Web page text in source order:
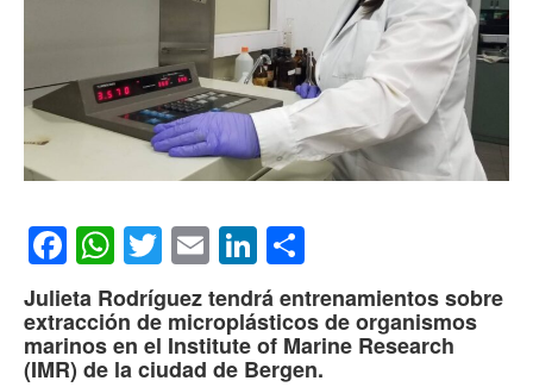
Facebook
WhatsApp
Twitter
EmailLinkedIn
Julieta Rodríguez tendrá entrenamientos sobre
extracción de microplásticos de organismos
marinos en el Institute of Marine Research
(IMR) de la ciudad de Bergen.